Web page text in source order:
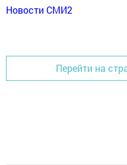
Новости СМИ2
Перейти на